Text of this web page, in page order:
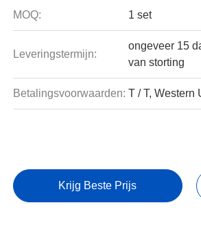
MOQ: 1 set
Leveringstermijn:
ongeveer 15
van storting
Betalingsvoorwaarden: T / T, Western
Krijg Beste Prijs